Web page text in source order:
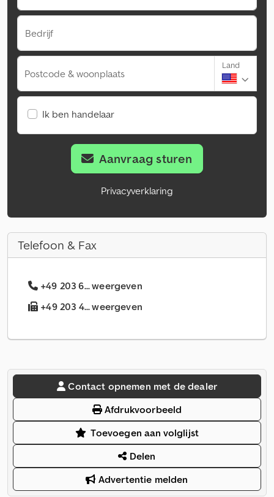
Bedrijf
Postcode & woonplaats
Land
Ik ben handelaar
Aanvraag sturen
Privacyverklaring
Telefoon & Fax
+49 203 6... weergeven
+49 203 4... weergeven
Contact opnemen met de dealer
Afdrukvoorbeeld
Toevoegen aan volglijst
Delen
Advertentie melden